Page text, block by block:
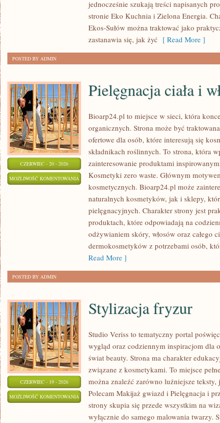
jednocześnie szukają treści napisanych
stronie Eko Kuchnia i Zielona Energia.
Ekos-Sułów można traktować jako
zastanawia się, jak żyć [ Read More ]
POSTED BY ADMIN
CZERWIEC - 20 - 2026
MOŻLIWOŚĆ KOMENTOWANIA PIELĘGNACJA
CIAŁA
WŁOSÓW
Pielęgnacja ciała i
Bioarp24.pl to miejsce w sieci, która
organicznych. Strona może być
ofertowe dla osób, które interesują się
składnikach roślinnych. To strona, która
zainteresowanie produktami
Kosmetyki zero waste. Głównym
kosmetycznych. Bioarp24.pl może
naturalnych kosmetyków, jak i sklepy,
pielęgnacyjnych. Charakter strony jest
produktach, które odpowiadają na
odżywianiem skóry, włosów oraz całego
dermokosmetyków z potrzebami osób,
Read More ]
POSTED BY ADMIN
CZERWIEC - 19 - 2026
MOŻLIWOŚĆ KOMENTOWANIA STYLIZACJA
FRYZUR
Stylizacja fryzur
Studio Veriss to tematyczny portal
wygląd oraz codziennym inspiracjom dla
świat beauty. Strona ma charakter
związane z kosmetykami. To miejsce
można znaleźć zarówno luźniejsze
Polecam Makijaż gwiazd i Pielęgnacja i
strony skupia się przede wszystkim na
wyłącznie do samego malowania twarzy.